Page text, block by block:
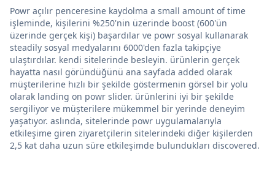
Powr açılır penceresine kaydolma a small amount of time
işleminde, kişilerini %250'nin üzerinde boost (600'ün
üzerinde gerçek kişi) başardılar ve powr sosyal kullanarak
steadily sosyal medyalarını 6000'den fazla takipçiye
ulaştırdılar. kendi sitelerinde besleyin. ürünlerin gerçek
hayatta nasıl göründüğünü ana sayfada added olarak
müşterilerine hızlı bir şekilde göstermenin görsel bir yolu
olarak landing on powr slider. ürünlerini iyi bir şekilde
sergiliyor ve müşterilere mükemmel bir yerinde deneyim
yaşatıyor. aslında, sitelerinde powr uygulamalarıyla
etkileşime giren ziyaretçilerin sitelerindeki diğer kişilerden
2,5 kat daha uzun süre etkileşimde bulundukları discovered.